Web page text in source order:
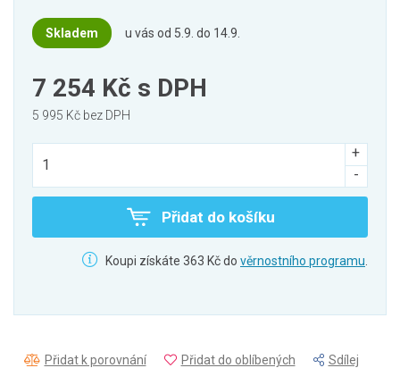
Skladem u vás od 5.9. do 14.9.
7 254 Kč s DPH
5 995 Kč bez DPH
Přidat do košíku
Koupi získáte 363 Kč do věrnostního programu
Přidat k porovnání Přidat do oblíbených
Sdílej